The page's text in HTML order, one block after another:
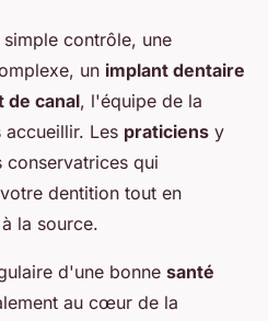
contrôle, une
un implant dentaire
de canal, l'équipe de la
Les praticiens y
conservatrices qui
dentition tout en
la source.
d'une bonne santé
au cœur de la